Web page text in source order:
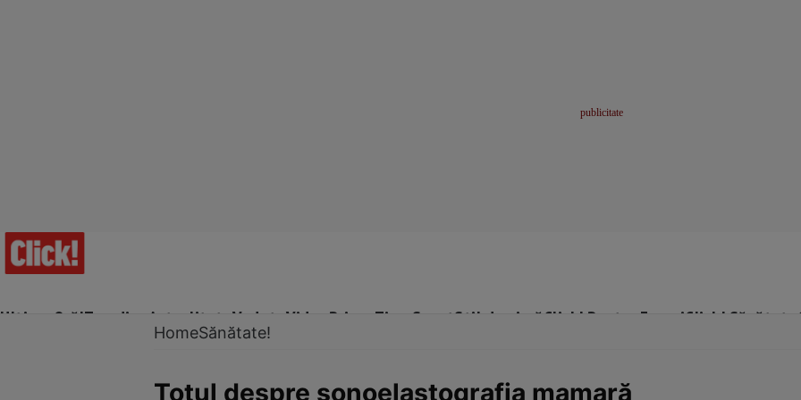
Ultima Oră!Trending Actualitate Vedete Video Prime Time SportStil de viațăClick! Pentru FemeiClick! Sănătate
HomeSănătate!
Totul despre sonoelastografia mamară